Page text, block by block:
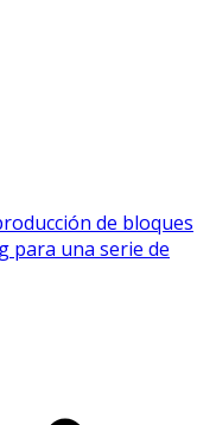
de bloques
para una serie de